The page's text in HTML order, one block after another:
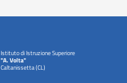
Istituto di Istruzione Superiore
"A. Volta"
Caltanissetta (CL)